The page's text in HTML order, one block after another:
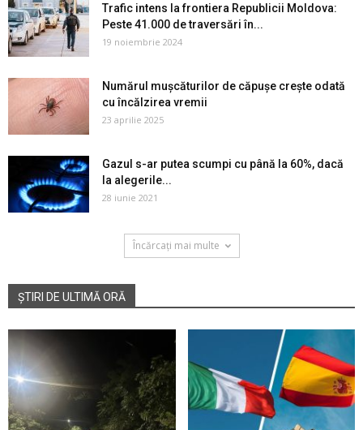
Trafic intens la frontiera Republicii Moldova:
Peste 41.000 de traversări în...
19 noiembrie 2024
Numărul mușcăturilor de căpușe crește odată
cu încălzirea vremii
23 aprilie 2025
Gazul s-ar putea scumpi cu până la 60%, dacă
la alegerile...
28 iunie 2021
Încărcați mai multe
ȘTIRI DE ULTIMĂ ORĂ